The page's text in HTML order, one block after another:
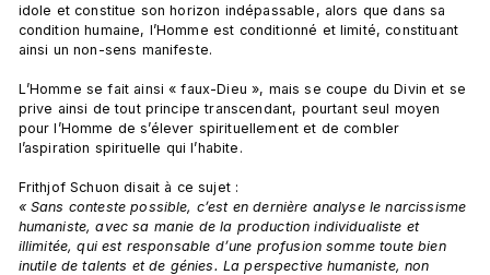
idole et constitue son horizon indépassable, alors que dans sa
condition humaine, l’Homme est conditionné et limité, constituant
ainsi un non-sens manifeste.
L’Homme se fait ainsi « faux-Dieu », mais se coupe du Divin et se
prive ainsi de tout principe transcendant, pourtant seul moyen
pour l’Homme de s’élever spirituellement et de combler
l’aspiration spirituelle qui l’habite.
Frithjof Schuon disait à ce sujet :
« Sans conteste possible, c’est en dernière analyse le narcissisme
humaniste, avec sa manie de la production individualiste et
illimitée, qui est responsable d’une profusion somme toute bien
inutile de talents et de génies. La perspective humaniste, non